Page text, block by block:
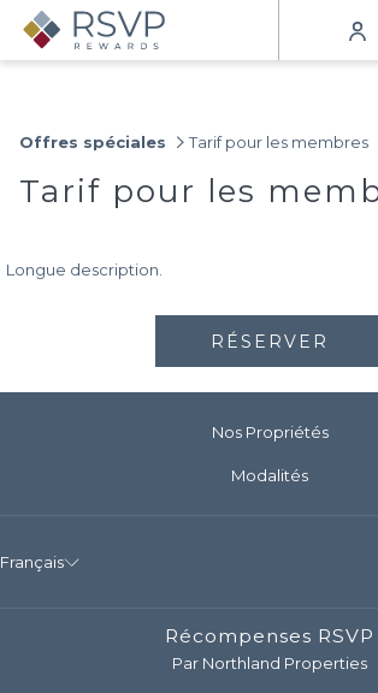
Offres spéciales Tarif pour les membres
Tarif pour les
Longue description.
RÉSERVER
Nos Propriétés
Modalités
Français
Récompenses RSVP
Par Northland Properties